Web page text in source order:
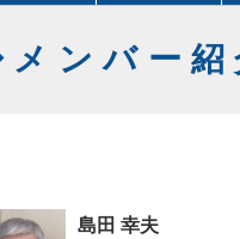
メンバー紹
島田 幸夫